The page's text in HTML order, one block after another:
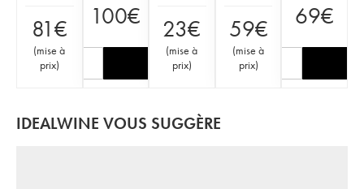
81€
(mise à
prix)
100€ 23€
(mise à
prix)
59€
(mise à
prix)
69€
IDEALWINE VOUS SUGGÈRE